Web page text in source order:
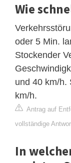
Wie
oder 5 Min.
Stockender
und 40 km/h.
km/h.
Antrag auf
vollständige
In